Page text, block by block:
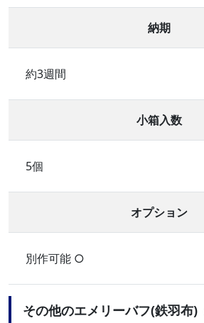
納期
約3週間
小箱入数
5個
オプション
別作可能 ○
その他のエメリーバフ(鉄羽布)